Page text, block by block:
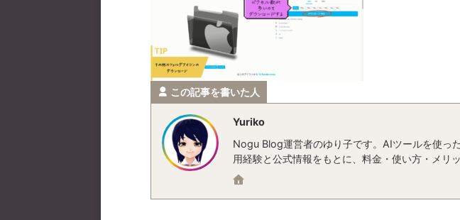
この記事を書いた人
Yuriko
Nogu Blog運営者のゆり子です。AIツールを使っ
用経験と公式情報をもとに、料金・使い方・メリ